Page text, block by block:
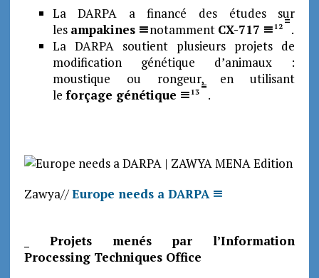
La DARPA a financé des études sur
les ampakines notamment CX-717 12
.
La DARPA soutient plusieurs projets de
modification génétique d’animaux :
moustique ou rongeur, en utilisant
le forçage génétique 13 .
Zawya//Europe needs a DARPA
_ Projets menés par l’Information
Processing Techniques Office